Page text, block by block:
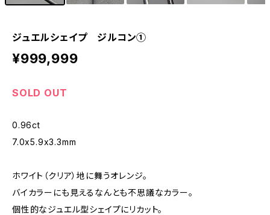
ジュエルシェイプ ジルコン①
¥999,999
SOLD OUT
0.96ct
7.0x5.9x3.3mm
ホワイト（クリア）地に舞うオレンジ。
バイカラーにも見えるなんとも不思議なカラー。
個性的なジュエル型シェイプにリカット。